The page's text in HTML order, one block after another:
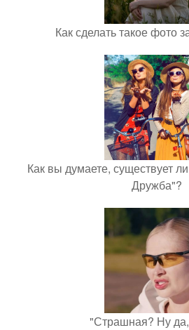
Как сделать такое фото
Как вы думаете, существует
Дружба"?
"Страшная? Ну да,